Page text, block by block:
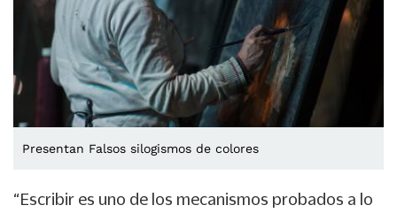
Presentan Falsos silogismos de colores
“Escribir es uno de los mecanismos probados a lo